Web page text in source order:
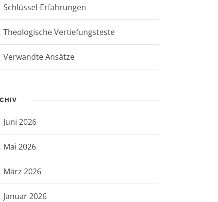
Schlüssel-Erfahrungen
Theologische Vertiefungsteste
Verwandte Ansätze
Juni 2026
Mai 2026
März 2026
Januar 2026